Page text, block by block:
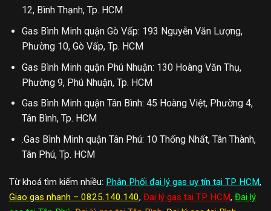
12, Bình Thạnh, Tp. HCM
Gas Bình Minh quận Gò Vấp: 193 Nguyễn Văn Lượng,
Phường 10, Gò Vấp, Tp. HCM
Gas Bình Minh quận Phú Nhuận: 130 Hoàng Văn Thụ,
Phường 9, Phú Nhuận, Tp. HCM
Gas Bình Minh quận Tân Bình: 45 Hoàng Việt, Phường 4,
Tân Bình, Tp. HCM
.Gas Bình Minh quận Tân Phú: 10 Thống Nhất, Tân Thành,
Tân Phú, Tp. HCM
Từ khoá tìm kiếm nhiều: Phân Phối đại lý gas uy tín tại TP HCM,
Giao gas nhanh – 0825.140.140, Đại lý gas tại TP HCM, Đại lý